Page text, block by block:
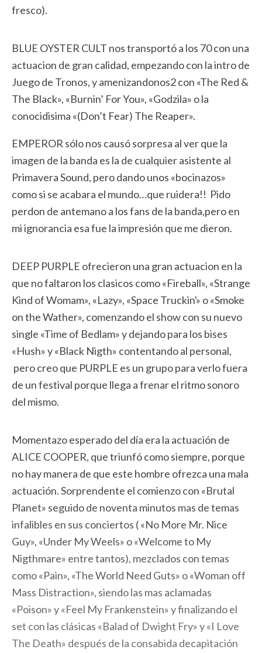
fresco).
BLUE OYSTER CULT nos transportó a los 70 con una
actuacion de gran calidad, empezando con la intro de
Juego de Tronos, y amenizandonos2 con «The Red &
The Black», «Burnin’ For You», «Godzila» o la
conocidisima «(Don’t Fear) The Reaper».
EMPEROR sólo nos causó sorpresa al ver que la
imagen de la banda es la de cualquier asistente al
Primavera Sound, pero dando unos «bocinazos»
como si se acabara el mundo…que ruidera!! Pido
perdon de antemano a los fans de la banda,pero en
mi ignorancia esa fue la impresión que me dieron.
DEEP PURPLE ofrecieron una gran actuacion en la
que no faltaron los clasicos como «Fireball», «Strange
Kind of Womam», «Lazy», «Space Truckin'» o «Smoke
on the Wather», comenzando el show con su nuevo
single «Time of Bedlam» y dejando para los bises
«Hush» y «Black Nigth» contentando al personal,
pero creo que PURPLE es un grupo para verlo fuera
de un festival porque llega a frenar el ritmo sonoro
del mismo.
Momentazo esperado del día era la actuación de
ALICE COOPER, que triunfó como siempre, porque
no hay manera de que este hombre ofrezca una mala
actuación. Sorprendente el comienzo con «Brutal
Planet» seguido de noventa minutos mas de temas
infalibles en sus conciertos ( «No More Mr. Nice
Guy», «Under My Weels» o «Welcome to My
Nigthmare» entre tantos), mezclados con temas
como «Pain», «The World Need Guts» o «Woman off
Mass Distraction», siendo las mas aclamadas
«Poison» y «Feel My Frankenstein» y finalizando el
set con las clásicas «Balad of Dwight Fry» y «I Love
The Death» después de la consabida decapitación